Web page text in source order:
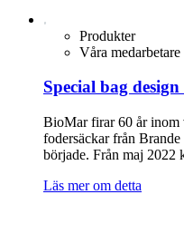
Produkter
Våra medarbetare
Special bag
BioMar firar 60 år inom
fodersäckar från
började. Från maj
Läs mer om detta